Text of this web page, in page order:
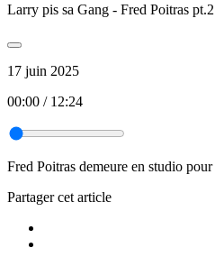
Larry pis sa Gang - Fred Poitras
17 juin 2025
00:00 / 12:24
Fred Poitras demeure en studio
Partager cet article